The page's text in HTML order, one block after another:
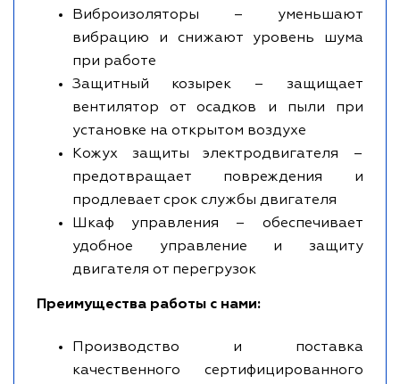
Виброизоляторы – уменьшают
вибрацию и снижают уровень шума
при работе
Защитный козырек – защищает
вентилятор от осадков и пыли при
установке на открытом воздухе
Кожух защиты электродвигателя –
предотвращает повреждения и
продлевает срок службы двигателя
Шкаф управления – обеспечивает
удобное управление и защиту
двигателя от перегрузок
Преимущества работы с нами:
Производство и поставка
качественного сертифицированного